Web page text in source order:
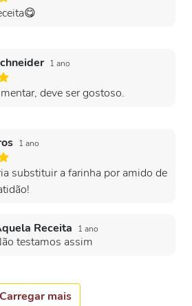
1 ano
deve ser gostoso.
1 ano
substituir a farinha por amido de
Receita 1 ano
testamos assim
Carregar mais